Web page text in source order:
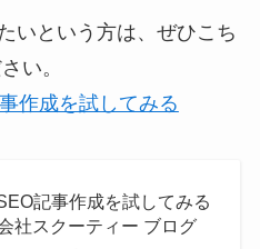
いという方は、ぜひこち
い。
作成を試してみる
記事作成を試してみる
社スクーティー ブログ